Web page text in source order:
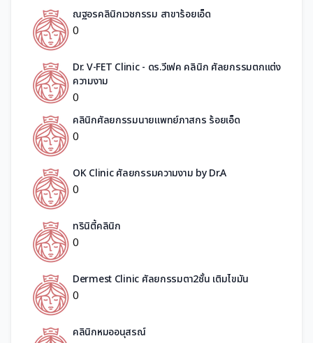
ณฐอรคลินิกเวชกรรม สาขาร้อยเอ็ด
0
Dr. V-FET Clinic - ดร.วีเฟค คลินิก ศัลยกรรมตกแต่ง
ความงาม
0
คลินิกศัลยกรรมนายแพทย์ภาสกร ร้อยเอ็ด
0
OK Clinic ศัลยกรรมความงาม by Dr.A
0
ทรินิตี้คลินิก
0
Dermest Clinic ศัลยกรรมตา2ชั้น เติมไขมัน
0
คลินิกหมออนุสรณ์​